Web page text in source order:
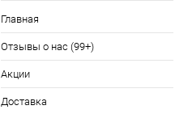
Главная
Отзывы о нас (99+)
Акции
Доставка